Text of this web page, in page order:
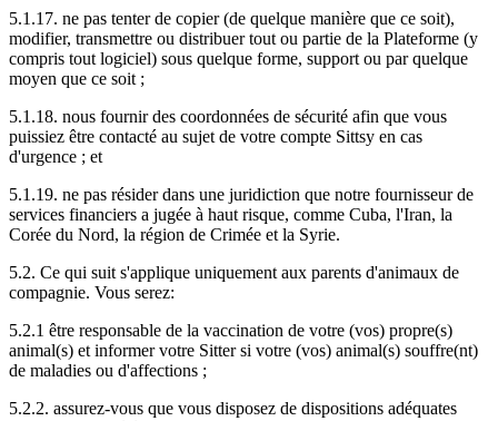
5.1.17. ne pas tenter de copier (de quelque manière que ce soit),
modifier, transmettre ou distribuer tout ou partie de la Plateforme (y
compris tout logiciel) sous quelque forme, support ou par quelque
moyen que ce soit ;
5.1.18. nous fournir des coordonnées de sécurité afin que vous
puissiez être contacté au sujet de votre compte Sittsy en cas
d'urgence ; et
5.1.19. ne pas résider dans une juridiction que notre fournisseur de
services financiers a jugée à haut risque, comme Cuba, l'Iran, la
Corée du Nord, la région de Crimée et la Syrie.
5.2. Ce qui suit s'applique uniquement aux parents d'animaux de
compagnie. Vous serez:
5.2.1 être responsable de la vaccination de votre (vos) propre(s)
animal(s) et informer votre Sitter si votre (vos) animal(s) souffre(nt)
de maladies ou d'affections ;
5.2.2. assurez-vous que vous disposez de dispositions adéquates